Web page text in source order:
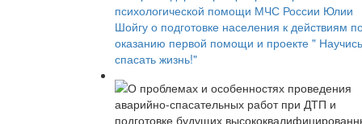
психологической помощи МЧС России Юлии
Шойгу о подготовке населения к действиям
оказанию первой помощи и проекте " Научись
спасать жизнь!"